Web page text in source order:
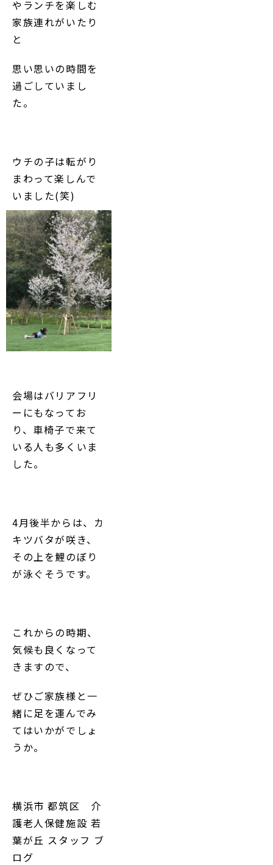
やランチを楽しむ
家族連れがいたり
と
思い思いの時間を
過ごしていまし
た。
ウチの子は転がり
まわって楽しんで
いました(笑)
会場はバリアフリ
ーにもなってお
り、車椅子で来て
いる人も多くいま
した。
4月後半からは、カ
キツバタが咲き、
その上を鯉のぼり
が泳ぐそうです。
これからの時期、
気候も良くなって
きますので、
ぜひご家族様と一
緒に足を運んでみ
てはいかがでしょ
うか。
横浜市 都筑区 介
護老人保健施設 若
葉が丘 スタッフ ブ
ログ